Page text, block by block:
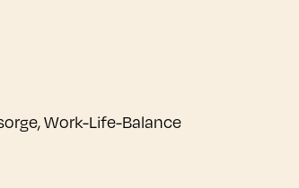
Work-Life-Balance